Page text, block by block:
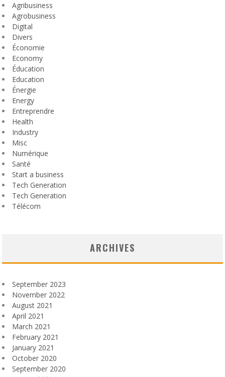
Agribusiness
Agrobusiness
Digital
Divers
Économie
Economy
Éducation
Education
Énergie
Energy
Entreprendre
Health
Industry
Misc
Numérique
Santé
Start a business
Tech Generation
Tech Generation
Télécom
ARCHIVES
September 2023
November 2022
August 2021
April 2021
March 2021
February 2021
January 2021
October 2020
September 2020